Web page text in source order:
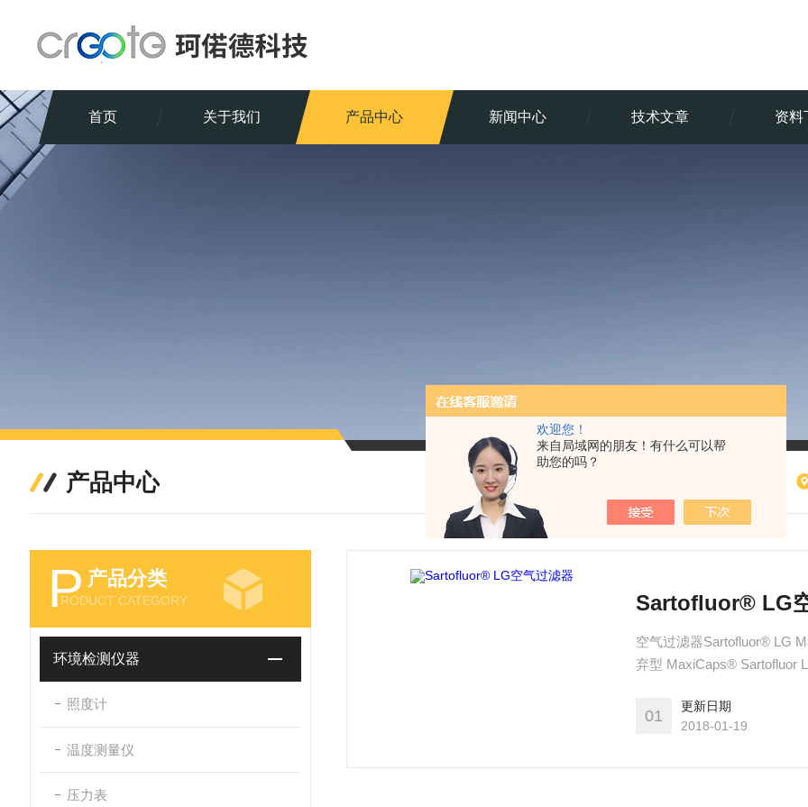
欢迎您！
来自局域网的朋友！有什么可以帮
助您的吗？
首页 关于我们 产品中心 新闻中心 技术文章 资料
产品中心
P 产品分类
RODUCT CATEGORY
环境检测仪器
照度计
温度测量仪
压力表
Sartofluor® LG
空气过滤器Sartofluor® LG
弃型 MaxiCaps® Sartofluor
01
更新日期
2018-01-19